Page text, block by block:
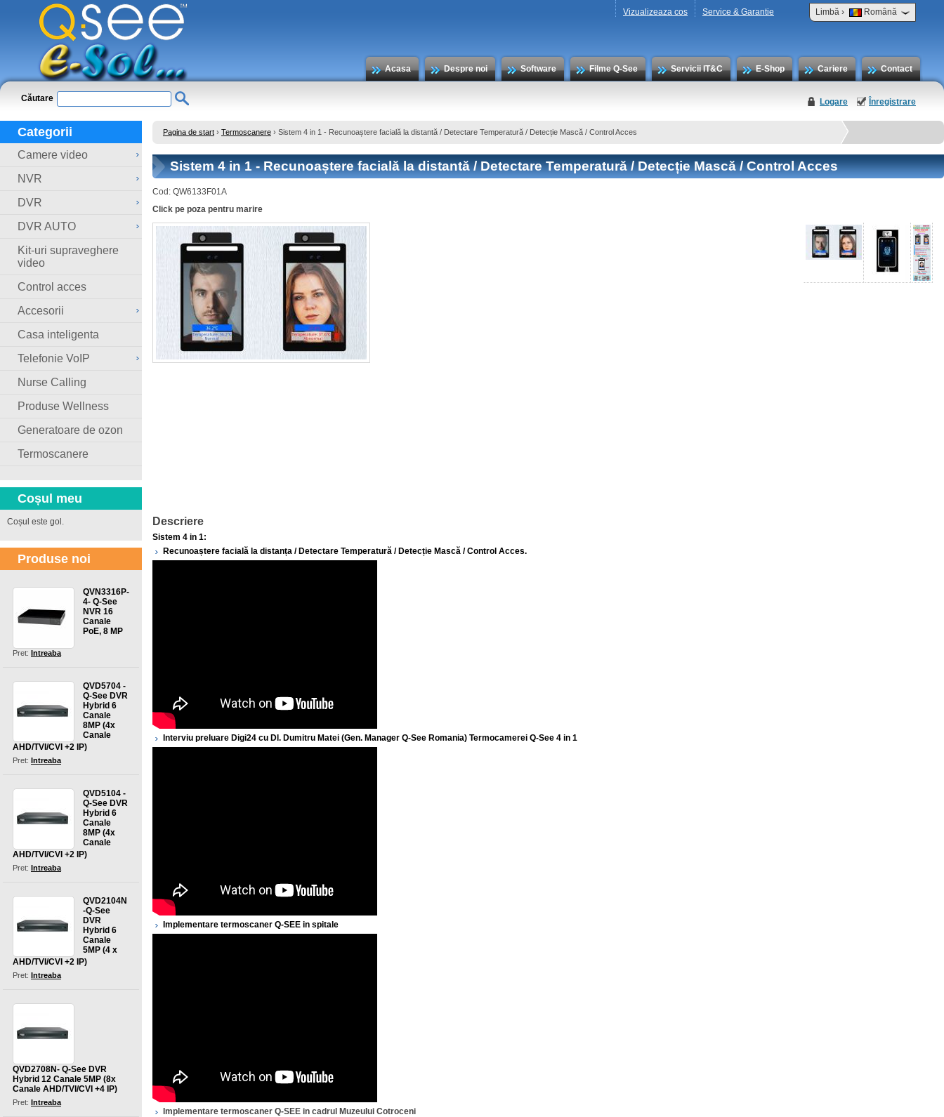
Limbă › Română
Vizualizeaza cos Service & Garantie
Acasa Despre noi Software Filme Q-See Servicii IT&C E-Shop Cariere Contact
Logare Înregistrare
Căutare
Categorii
Camere video
NVR
DVR
DVR AUTO
Kit-uri supraveghere
video
Control acces
Accesorii
Casa inteligenta
Telefonie VoIP
Nurse Calling
Produse Wellness
Generatoare de ozon
Termoscanere
Coșul meu
Coșul este gol.
Produse noi
QVN3316P-
4- Q-See
NVR 16
Canale
PoE, 8 MP
Pret: Intreaba
QVD5704 -
Q-See DVR
Hybrid 6
Canale
8MP (4x
Canale
AHD/TVI/CVI +2 IP)
Pret: Intreaba
QVD5104 -
Q-See DVR
Hybrid 6
Canale
8MP (4x
Canale
AHD/TVI/CVI +2 IP)
Pret: Intreaba
QVD2104N
-Q-See
DVR
Hybrid 6
Canale
5MP (4 x
AHD/TVI/CVI +2 IP)
Pret: Intreaba
QVD2708N- Q-See DVR
Hybrid 12 Canale 5MP (8x
Canale AHD/TVI/CVI +4 IP)
Pret: Intreaba
Pagina de start › Termoscanere › Sistem 4 in 1 - Recunoaștere facială la distantă / Detectare Temperatură / Detecție Mască / Control Acces
Sistem 4 in 1 - Recunoaștere facială la distantă / Detectare Temperatură / Detecție Mască / Control Acces
Cod: QW6133F01A
Click pe poza pentru marire
Descriere
Sistem 4 in 1:
Recunoaștere facială la distanța / Detectare Temperatură / Detecție Mască / Control Acces.
Interviu preluare Digi24 cu Dl. Dumitru Matei (Gen. Manager Q-See Romania) Termocamerei Q-See 4 in 1
Implementare termoscaner Q-SEE in spitale
Implementare termoscaner Q-SEE in cadrul Muzeului Cotroceni